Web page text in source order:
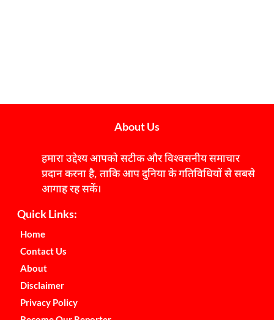
About Us
हमारा उद्देश्य आपको सटीक और विश्वसनीय समाचार
प्रदान करना है, ताकि आप दुनिया के गतिविधियों से सबसे
आगाह रह सकें।
Quick Links:
Home
Contact Us
About
Disclaimer
Privacy Policy